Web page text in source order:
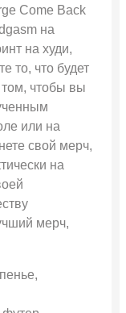
Come Back
на
на худи,
то, что будет
чтобы вы
или на
свой мерч,
на
мерч,